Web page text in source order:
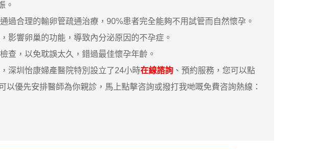
。
合理的輸卵管疏通治療，90%患者完全能夠不用試管而自然懷孕。
響卵巢的功能，導致內分泌原因的不孕症。
，以免耽誤太久，錯過最佳懷孕年齡。
深圳怡康婦產醫院特別設立了24小時在線諮詢 、預約服務，您可以點
優先安排醫師為你親診，馬上點擊咨詢或撥打我哋嘅免費咨詢熱線：